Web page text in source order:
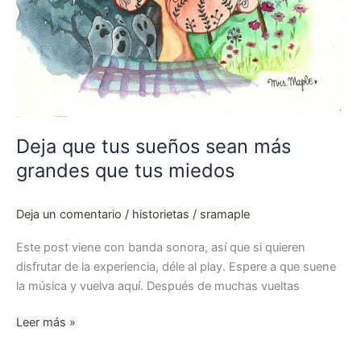
Deja que tus sueños sean más
grandes que tus miedos
Deja un comentario / historietas / sramaple
Este post viene con banda sonora, así que si quieren
disfrutar de la experiencia, déle al play. Espere a que suene
la música y vuelva aquí. Después de muchas vueltas
Leer más »